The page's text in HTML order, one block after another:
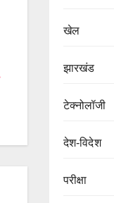
खेल
झारखंड
टेक्नोलॉजी
देश-विदेश
परीक्षा